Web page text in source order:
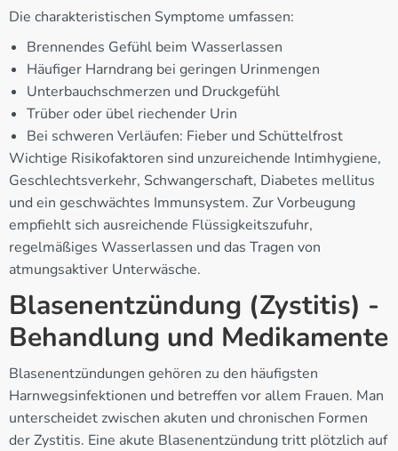
Die charakteristischen Symptome umfassen:
Brennendes Gefühl beim Wasserlassen
Häufiger Harndrang bei geringen Urinmengen
Unterbauchschmerzen und Druckgefühl
Trüber oder übel riechender Urin
Bei schweren Verläufen: Fieber und Schüttelfrost
Wichtige Risikofaktoren sind unzureichende Intimhygiene,
Geschlechtsverkehr, Schwangerschaft, Diabetes mellitus
und ein geschwächtes Immunsystem. Zur Vorbeugung
empfiehlt sich ausreichende Flüssigkeitszufuhr,
regelmäßiges Wasserlassen und das Tragen von
atmungsaktiver Unterwäsche.
Blasenentzündung (Zystitis) -
Behandlung und Medikamente
Blasenentzündungen gehören zu den häufigsten
Harnwegsinfektionen und betreffen vor allem Frauen. Man
unterscheidet zwischen akuten und chronischen Formen
der Zystitis. Eine akute Blasenentzündung tritt plötzlich auf